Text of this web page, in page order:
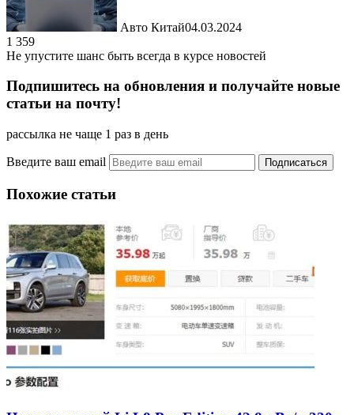
Авто Китай04.03.2024
1 359
Не упустите шанс быть всегда в курсе новостей
Подпишитесь на обновления и получайте новые
статьи на почту!
рассылка не чаще 1 раз в день
Введите ваш email
Похожие статьи